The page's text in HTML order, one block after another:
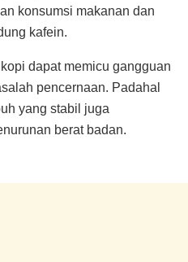
konsumsi makanan dan
kafein.
dapat memicu gangguan
pencernaan. Padahal
yang stabil juga
berat badan.